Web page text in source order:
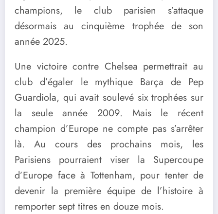
champions, le club parisien s’attaque
désormais au cinquième trophée de son
année 2025.
Une victoire contre Chelsea permettrait au
club d’égaler le mythique Barça de Pep
Guardiola, qui avait soulevé six trophées sur
la seule année 2009. Mais le récent
champion d’Europe ne compte pas s’arrêter
là. Au cours des prochains mois, les
Parisiens pourraient viser la Supercoupe
d’Europe face à Tottenham, pour tenter de
devenir la première équipe de l’histoire à
remporter sept titres en douze mois.